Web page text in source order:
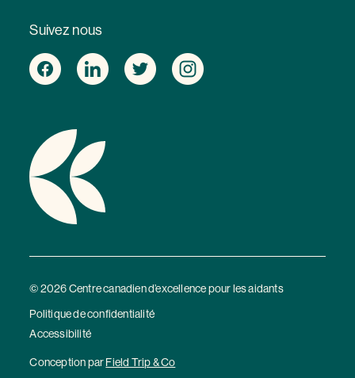
Suivez nous
© 2026 Centre canadien d’excellence pour les aidants
Politique de confidentialité
Accessibilité
Conception parField Trip & Co